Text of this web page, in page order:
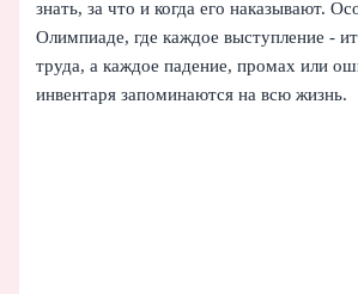
знать, за что и когда его наказывают.
Олимпиаде, где каждое выступление -
труда, а каждое падение, промах или
инвентаря запоминаются на всю жизнь.